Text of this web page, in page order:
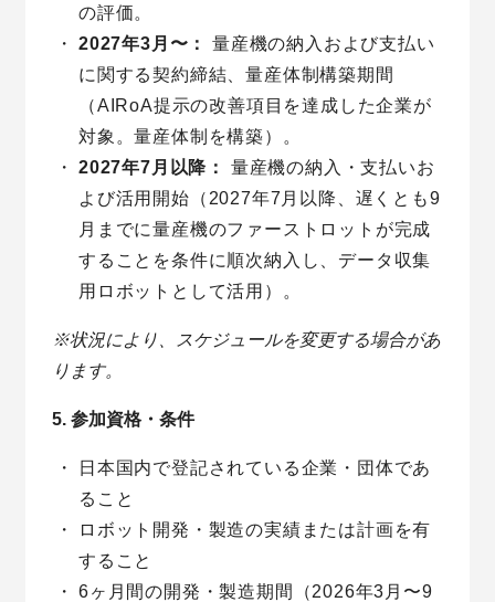
の評価。
2027年3月〜：
量産機の納入および支払い
に関する契約締結、量産体制構築期間
（AIRoA提示の改善項目を達成した企業が
対象。量産体制を構築）。
2027年7月以降：
量産機の納入・支払いお
よび活用開始（2027年7月以降、遅くとも9
月までに量産機のファーストロットが完成
することを条件に順次納入し、データ収集
用ロボットとして活用）。
※状況により、スケジュールを変更する場合があ
ります。
5. 参加資格・条件
日本国内で登記されている企業・団体であ
ること
ロボット開発・製造の実績または計画を有
すること
6ヶ月間の開発・製造期間（2026年3月〜9